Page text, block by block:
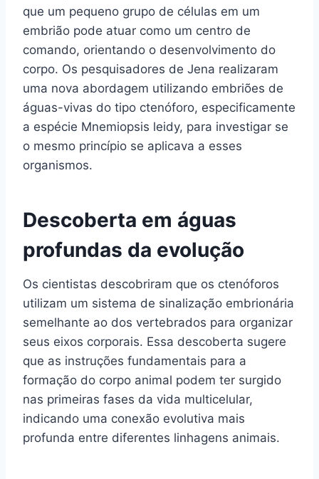
que um pequeno grupo de células em um
embrião pode atuar como um centro de
comando, orientando o desenvolvimento do
corpo. Os pesquisadores de Jena realizaram
uma nova abordagem utilizando embriões de
águas-vivas do tipo ctenóforo, especificamente
a espécie Mnemiopsis leidy, para investigar se
o mesmo princípio se aplicava a esses
organismos.
Descoberta em águas
profundas da evolução
Os cientistas descobriram que os ctenóforos
utilizam um sistema de sinalização embrionária
semelhante ao dos vertebrados para organizar
seus eixos corporais. Essa descoberta sugere
que as instruções fundamentais para a
formação do corpo animal podem ter surgido
nas primeiras fases da vida multicelular,
indicando uma conexão evolutiva mais
profunda entre diferentes linhagens animais.